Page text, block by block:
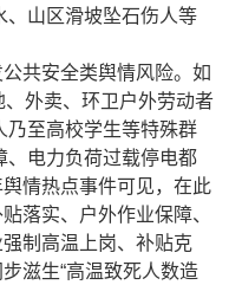
、山区滑坡坠石伤人等
共安全类舆情风险。如
外卖、环卫户外劳动者
乃至高校学生等特殊群
、电力负荷过载停电都
情热点事件可见，在此
落实、户外作业保障、
制高温上岗、补贴克
滋生“高温致死人数造